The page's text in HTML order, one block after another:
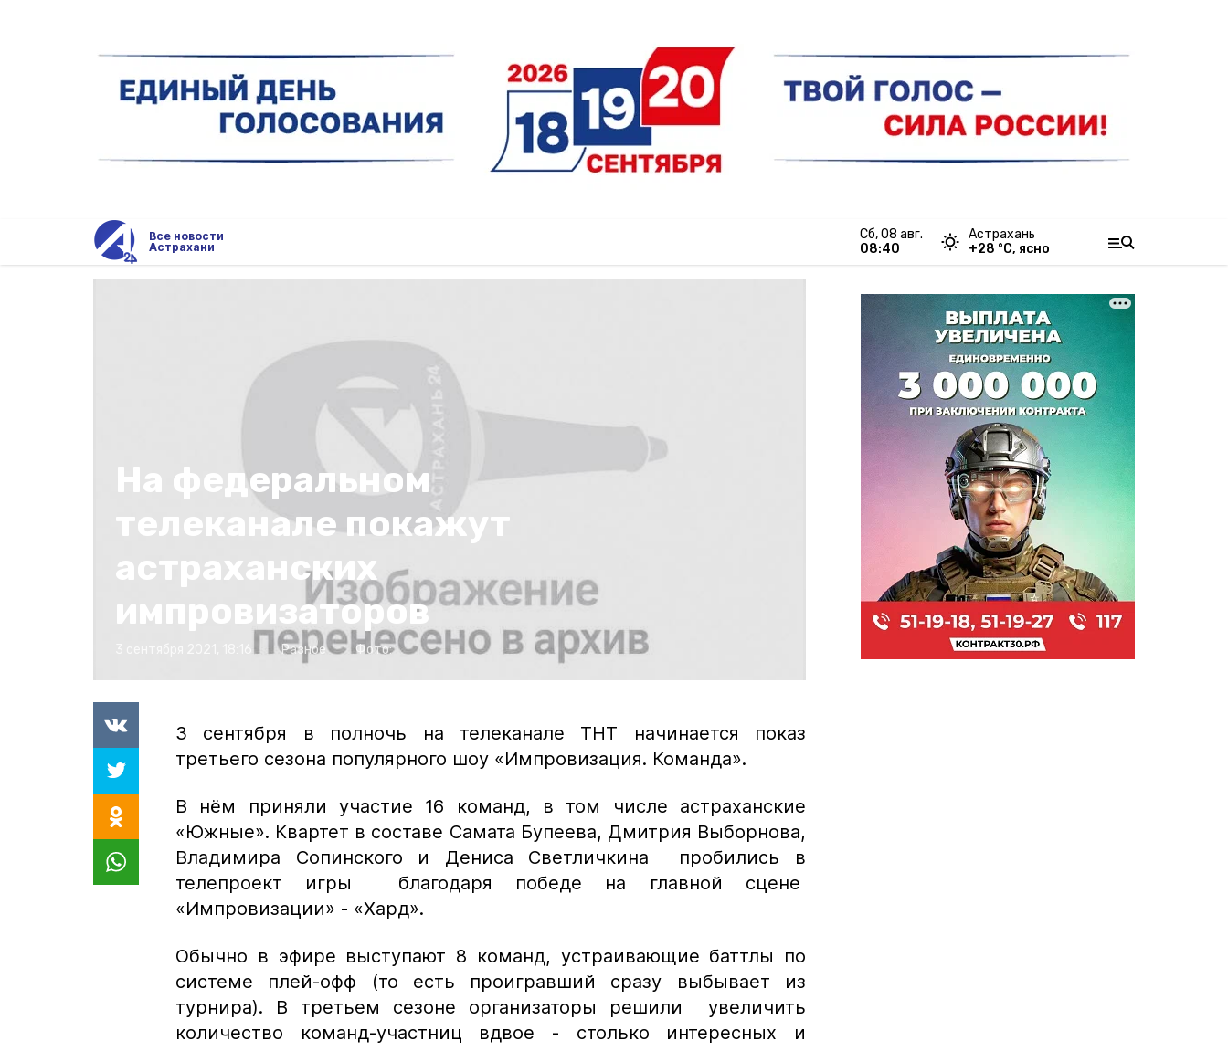
Все новости
Астрахани
сб, 08 авг.
08:40
Астрахань
+28 °С, ясно
На федеральном
телеканале покажут
астраханских
импровизаторов
Разное Фото:
3 сентября в полночь на телеканале ТНТ начинается показ
третьего сезона популярного шоу «Импровизация. Команда».
В нём приняли участие 16 команд, в том числе астраханские
«Южные». Квартет в составе Самата Бупеева, Дмитрия Выборнова,
Владимира Сопинского и Дениса Светличкина пробились в
телепроект игры благодаря победе на главной сцене
«Импровизации» - «Хард».
Обычно в эфире выступают 8 команд, устраивающие баттлы по
системе плей-офф (то есть проигравший сразу выбывает из
турнира). В третьем сезоне организаторы решили увеличить
количество команд-участниц вдвое - столько интересных и